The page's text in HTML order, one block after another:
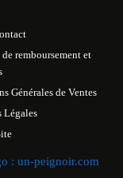
remboursement et
Générales de Ventes
Légales